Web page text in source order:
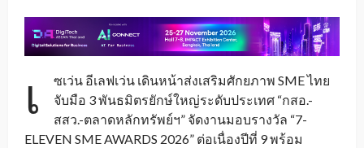
เ
ซเว่น อีเลฟเว่น เดินหน้าส่งเสริมศักยภาพ SME ไทย
จับมือ 3 พันธมิตรยักษ์ใหญ่ระดับประเทศ “กสอ.-
สสว.-ตลาดหลักทรัพย์ฯ” จัดงานมอบรางวัล “7-
ELEVEN SME AWARDS 2026” ต่อเนื่องปีที่ 9 พร้อม